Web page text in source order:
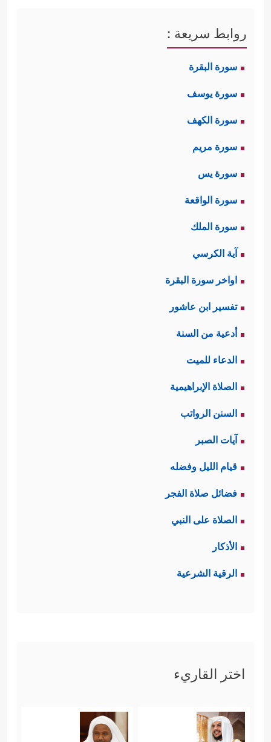
روابط سريعة :
سورة البقرة
سورة يوسف
سورة الكهف
سورة مريم
سورة يس
سورة الواقعة
سورة الملك
آية الكرسي
اواخر سورة البقرة
تفسير ابن عاشور
أدعية من السنة
الدعاء للميت
الصلاة الإبراهيمية
السنن الرواتب
آيات الصبر
قيام الليل وفضله
فضائل صلاة الفجر
الصلاة على النبي
الأذكار
الرقية الشرعية
اختر القاريء